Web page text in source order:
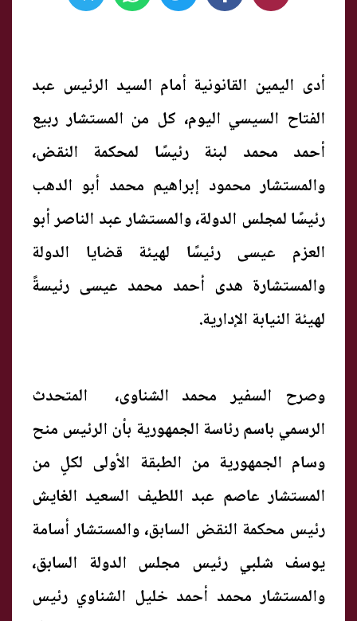
أدى اليمين القانونية أمام السيد الرئيس عبد
الفتاح السيسي اليوم، كل من المستشار ربيع
أحمد محمد لبنة رئيسًا لمحكمة النقض،
والمستشار محمود إبراهيم محمد أبو الدهب
رئيسًا لمجلس الدولة، والمستشار عبد الناصر أبو
العزم عيسى رئيسًا لهيئة قضايا الدولة
والمستشارة هدى أحمد محمد عيسى رئيسةً
لهيئة النيابة الإدارية.
وصرح السفير محمد الشناوى، المتحدث
الرسمي باسم رئاسة الجمهورية بأن الرئيس منح
وسام الجمهورية من الطبقة الأولى لكلٍ من
المستشار عاصم عبد اللطيف السعيد الغايش
رئيس محكمة النقض السابق، والمستشار أسامة
يوسف شلبي رئيس مجلس الدولة السابق،
والمستشار محمد أحمد خليل الشناوي رئيس